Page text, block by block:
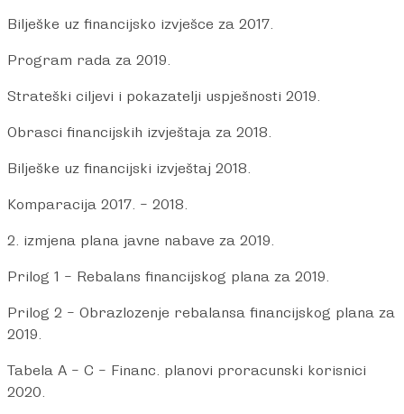
Bilješke uz financijsko izvješce za 2017.
Program rada za 2019.
Strateški ciljevi i pokazatelji uspješnosti 2019.
Obrasci financijskih izvještaja za 2018.
Bilješke uz financijski izvještaj 2018.
Komparacija 2017. – 2018.
2. izmjena plana javne nabave za 2019.
Prilog 1 – Rebalans financijskog plana za 2019.
Prilog 2 – Obrazlozenje rebalansa financijskog plana za
2019.
Tabela A – C – Financ. planovi proracunski korisnici
2020.